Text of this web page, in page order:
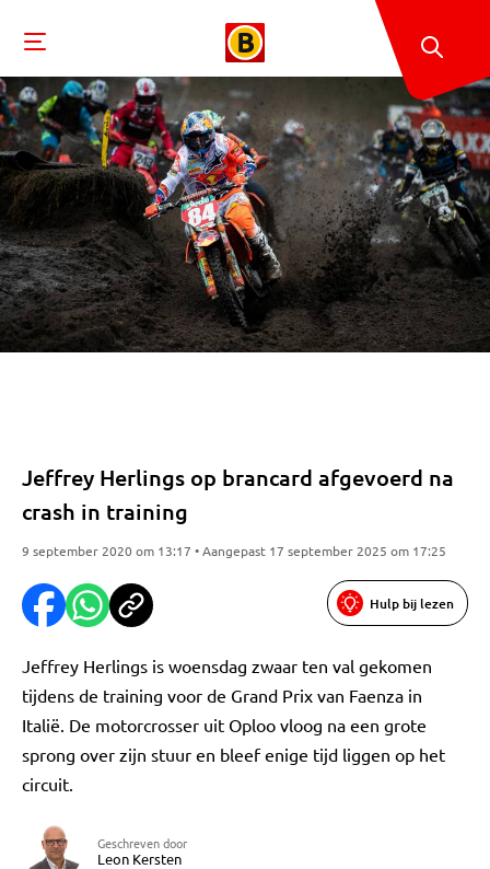
Jeffrey Herlings op brancard afgevoerd na
crash in training
9 september 2020 om 13:17 • Aangepast 17 september 2025 om 17:25
Hulp bij lezen
Jeffrey Herlings is woensdag zwaar ten val gekomen
tijdens de training voor de Grand Prix van Faenza in
Italië. De motorcrosser uit Oploo vloog na een grote
sprong over zijn stuur en bleef enige tijd liggen op het
circuit.
Geschreven door
Leon Kersten